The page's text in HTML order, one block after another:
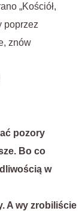
„Kościół,
poprzez
znów
pozory
Bo co
w
A wy zrobiliście